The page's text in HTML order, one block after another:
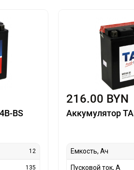
BS
12
135
216.00 BYN
Аккумулятор
Емкость, Ач
Пусковой ток, А